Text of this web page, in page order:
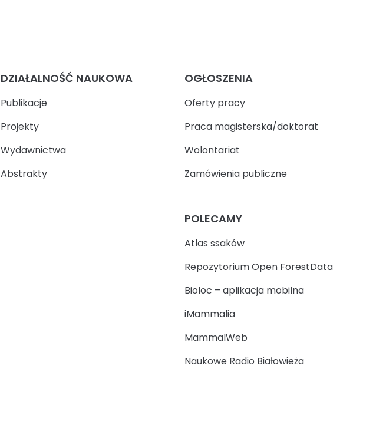
DZIAŁALNOŚĆ NAUKOWA
Publikacje
Projekty
Wydawnictwa
Abstrakty
OGŁOSZENIA
Oferty pracy
Praca magisterska/doktorat
Wolontariat
Zamówienia publiczne
POLECAMY
Atlas ssaków
Repozytorium Open ForestData
Bioloc – aplikacja mobilna
iMammalia
MammalWeb
Naukowe Radio Białowieża